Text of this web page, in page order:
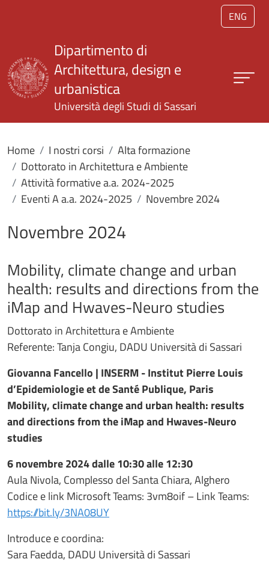
Salta al contenuto principale
ENG
Dipartimento di
Architettura, design e
urbanistica
Università degli Studi di Sassari
Home I nostri corsi
Alta formazione
Dottorato in Architettura e Ambiente
Attività formative a.a. 2024-2025
Eventi A a.a. 2024-2025
Novembre 2024
Novembre 2024
Mobility, climate change and urban
health: results and directions from the
iMap and Hwaves-Neuro studies
Dottorato in Architettura e Ambiente
Referente: Tanja Congiu, DADU Università di Sassari
Giovanna Fancello | INSERM - Institut Pierre Louis
d’Epidemiologie et de Santé Publique, Paris
Mobility, climate change and urban health: results
and directions from the iMap and Hwaves-Neuro
studies
6 novembre 2024 dalle 10:30 alle 12:30
Aula Nivola, Complesso del Santa Chiara, Alghero
Codice e link Microsoft Teams: 3vm8oif – Link Teams:
https://bit.ly/3NA08UY
Introduce e coordina:
Sara Faedda, DADU Università di Sassari